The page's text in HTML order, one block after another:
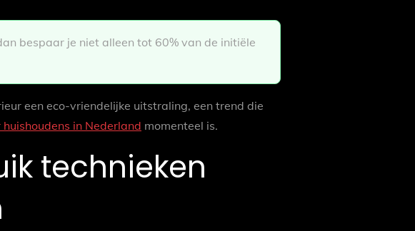
bespaar je niet alleen tot 60% van de initiële
een eco-vriendelijke uitstraling, een trend die
in Nederland momenteel is.
technieken